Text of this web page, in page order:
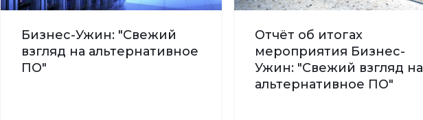
Бизнес-Ужин: "Свежий
взгляд на альтернативное
ПО"
Отчёт об итогах
мероприятия Бизнес-
Ужин: "Свежий взгляд на
альтернативное ПО"